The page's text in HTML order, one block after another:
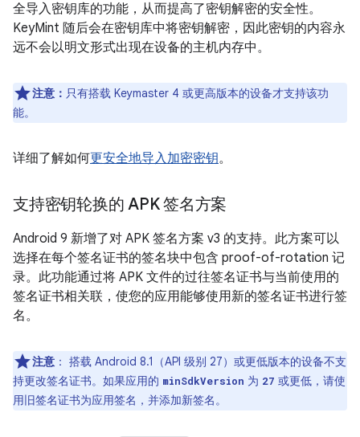
全导入密钥库的功能，从而提高了密钥解密的安全性。
KeyMint 随后会在密钥库中将密钥解密，因此密钥的内容永
远不会以明文形式出现在设备的主机内存中。
注意： 只有搭载 Keymaster 4 或更高版本的设备才支持该功
能。
详细了解如何更安全地导入加密密钥。
支持密钥轮换的 APK 签名方案
Android 9 新增了对 APK 签名方案 v3 的支持。此方案可以
选择在每个签名证书的签名块中包含 proof-of-rotation 记
录。此功能通过将 APK 文件的过往签名证书与当前使用的
签名证书相关联，使您的应用能够使用新的签名证书进行签
名。
注意 ： 搭载 Android 8.1（API 级别 27）或更低版本的设备不支
持更改签名证书。如果应用的 minSdkVersion 为 27 或更低，请使
用旧签名证书为应用签名，并添加新签名。